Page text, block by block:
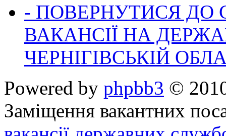
- ПОВЕРНУТИСЯ ДО
ВАКАНСІЇ НА
ЧЕРНІГІВСЬКІЙ
Powered by phpbb3 ©
Заміщення вакантних